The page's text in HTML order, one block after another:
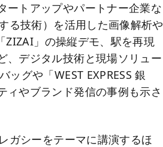
ートアップやパートナー企業な
る技術）を活用した画像解析や
ZIZAI」の操縦デモ、駅を再現
、デジタル技術と現場ソリュー
グや「WEST EXPRESS 銀
ィやブランド発信の事例も示さ
ガシーをテーマに講演するほ